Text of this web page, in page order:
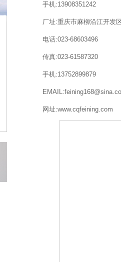
手机:13908351242
厂址:重庆市麻柳沿江开发
电话:023-68603496
传真:023-61587320
手机:13752899879
网址:www.cqfeining.com